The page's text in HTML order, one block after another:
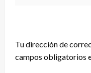
Tu dirección de
campos obligatorios